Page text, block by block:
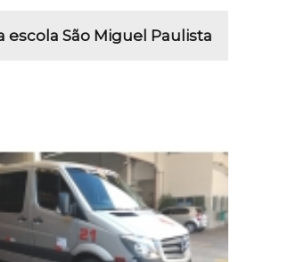
escola São Miguel Paulista